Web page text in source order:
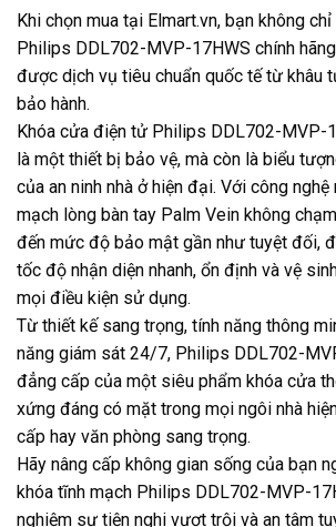
Khi chọn mua tại Elmart.vn, bạn không
Philips DDL702-MVP-17HWS chính
được dịch vụ tiêu chuẩn quốc tế từ khâu
bảo hành.
Khóa cửa điện tử Philips DDL702-MVP-
là một thiết bị bảo vệ, mà còn là biểu
của an ninh nhà ở hiện đại. Với công nghệ
mạch lòng bàn tay Palm Vein không
đến mức độ bảo mật gần như tuyệt đối,
tốc độ nhận diện nhanh, ổn định và vệ
mọi điều kiện sử dụng.
Từ thiết kế sang trọng, tính năng thông
năng giám sát 24/7, Philips DDL702-
đẳng cấp của một siêu phẩm khóa cửa
xứng đáng có mặt trong mọi ngôi nhà
cấp hay văn phòng sang trọng.
Hãy nâng cấp không gian sống của bạn
khóa tĩnh mạch Philips DDL702-MVP-
nghiệm sự tiện nghi vượt trội và an tâm